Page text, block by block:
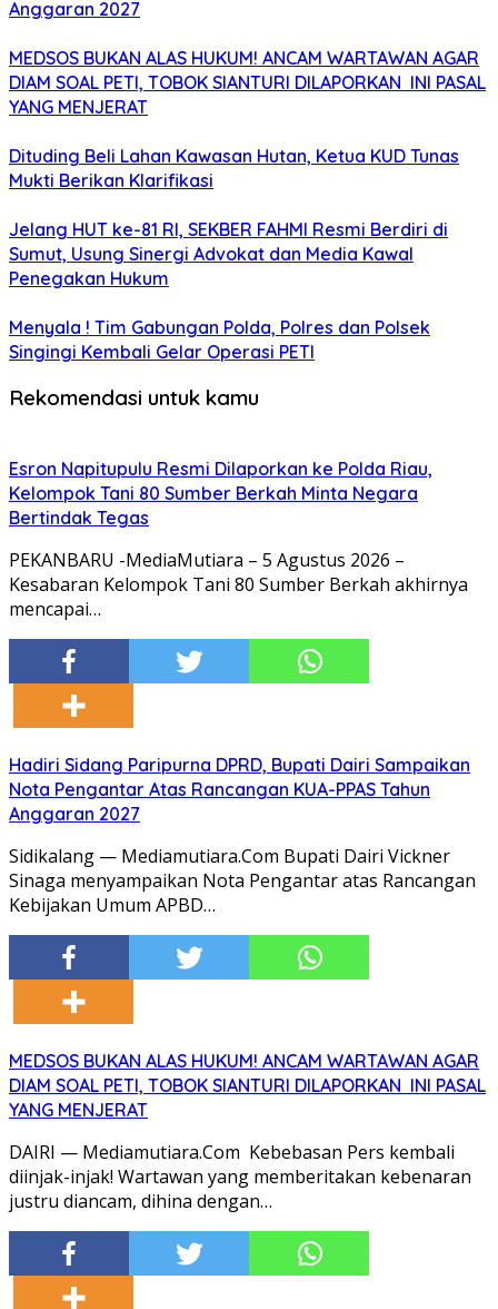
Anggaran 2027
MEDSOS BUKAN ALAS HUKUM! ANCAM WARTAWAN AGAR
DIAM SOAL PETI, TOBOK SIANTURI DILAPORKAN INI PASAL
YANG MENJERAT
Dituding Beli Lahan Kawasan Hutan, Ketua KUD Tunas
Mukti Berikan Klarifikasi
Jelang HUT ke-81 RI, SEKBER FAHMI Resmi Berdiri di
Sumut, Usung Sinergi Advokat dan Media Kawal
Penegakan Hukum
Menyala ! Tim Gabungan Polda, Polres dan Polsek
Singingi Kembali Gelar Operasi PETI
Rekomendasi untuk kamu
Esron Napitupulu Resmi Dilaporkan ke Polda Riau,
Kelompok Tani 80 Sumber Berkah Minta Negara
Bertindak Tegas
PEKANBARU -MediaMutiara – 5 Agustus 2026 –
Kesabaran Kelompok Tani 80 Sumber Berkah akhirnya
mencapai…
Hadiri Sidang Paripurna DPRD, Bupati Dairi Sampaikan
Nota Pengantar Atas Rancangan KUA-PPAS Tahun
Anggaran 2027
Sidikalang — Mediamutiara.Com Bupati Dairi Vickner
Sinaga menyampaikan Nota Pengantar atas Rancangan
Kebijakan Umum APBD…
MEDSOS BUKAN ALAS HUKUM! ANCAM WARTAWAN AGAR
DIAM SOAL PETI, TOBOK SIANTURI DILAPORKAN INI PASAL
YANG MENJERAT
DAIRI — Mediamutiara.Com Kebebasan Pers kembali
diinjak-injak! Wartawan yang memberitakan kebenaran
justru diancam, dihina dengan…